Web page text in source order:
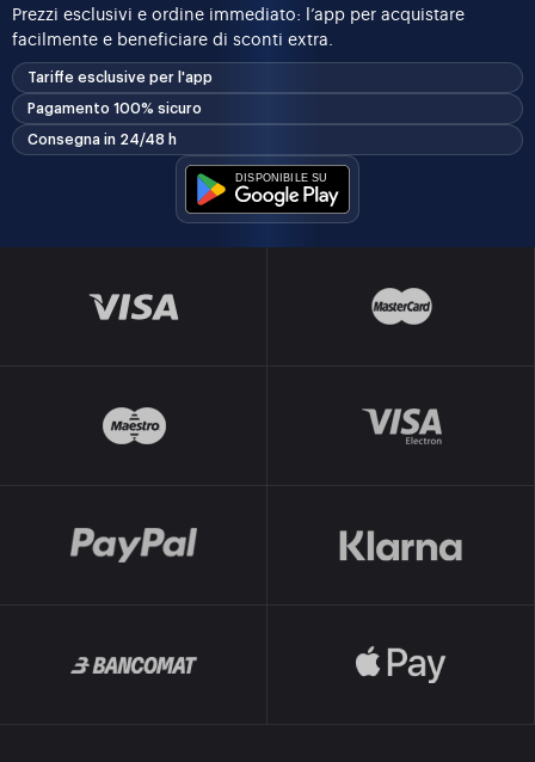
Prezzi esclusivi e ordine immediato: l’app per acquistare
facilmente e beneficiare di sconti extra.
Tariffe esclusive per l'app
Pagamento 100% sicuro
Consegna in 24/48 h